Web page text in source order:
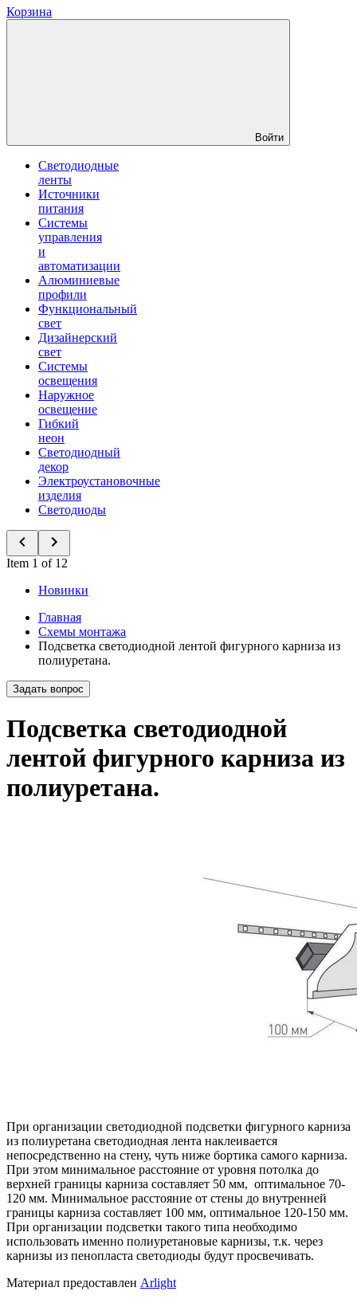
Корзина
Войти
Светодиодные
ленты
Источники
питания
Системы
управления
и
автоматизации
Алюминиевые
профили
Функциональный
свет
Дизайнерский
свет
Системы
освещения
Наружное
освещение
Гибкий
неон
Светодиодный
декор
Электроустановочные
изделия
Светодиоды
Item 1 of 12
Новинки
Главная
Схемы монтажа
Подсветка светодиодной лентой фигурного карниза из
полиуретана.
Задать вопрос
Подсветка светодиодной
лентой фигурного карниза из
полиуретана.
При организации светодиодной подсветки фигурного карниза
из полиуретана светодиодная лента наклеивается
непосредственно на стену, чуть ниже бортика самого карниза.
При этом минимальное расстояние от уровня потолка до
верхней границы карниза составляет 50 мм, оптимальное 70-
120 мм. Минимальное расстояние от стены до внутренней
границы карниза составляет 100 мм, оптимальное 120-150 мм.
При организации подсветки такого типа необходимо
использовать именно полиуретановые карнизы, т.к. через
карнизы из пенопласта светодиоды будут просвечивать.
Материал предоставлен Arlight